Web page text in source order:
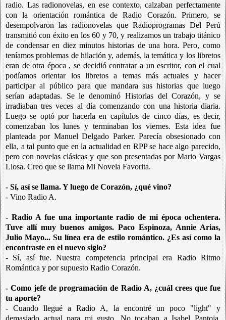
radio. Las radionovelas, en ese contexto, calzaban perfectamente
con la orientación romántica de Radio Corazón. Primero, se
desempolvaron las radionovelas que Radioprogramas Del Perú
transmitió con éxito en los 60 y 70, y realizamos un trabajo titánico
de condensar en diez minutos historias de una hora. Pero, como
teníamos problemas de hilación y, además, la temática y los libretos
eran de otra época , se decidió contratar a un escritor, con el cual
podíamos orientar los libretos a temas más actuales y hacer
participar al público para que mandara sus historias que luego
serían adaptadas. Se le denominó Historias del Corazón, y se
irradiaban tres veces al día comenzando con una historia diaria.
Luego se optó por hacerla en capítulos de cinco días, es decir,
comenzaban los lunes y terminaban los viernes. Esta idea fue
planteada por Manuel Delgado Parker. Parecía obsesionado con
ella, a tal punto que en la actualidad en RPP se hace algo parecido,
pero con novelas clásicas y que son presentadas por Mario Vargas
Llosa. Creo que se llama Mi Novela Favorita.
- Sí, así se llama. Y luego de Corazón, ¿qué vino?
- Vino Radio A.
- Radio A fue una importante radio de mi época ochentera.
Tuve allí muy buenos amigos. Paco Espinoza, Annie Arias,
Julio Mayo... Su línea era de estilo romántico. ¿Es así como la
encontraste en el nuevo siglo?
- Sí, así fue. Nuestra competencia principal era Radio Ritmo
Romántica y por supuesto Radio Corazón.
- Como jefe de programación de Radio A, ¿cuál crees que fue
tu aporte?
- Cuando llegué a Radio A, la encontré un poco "light" y